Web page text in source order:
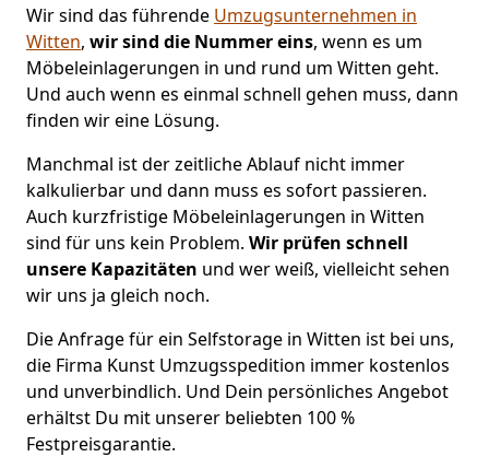
Wir sind das führende Umzugsunternehmen in
Witten, wir sind die Nummer eins, wenn es um
Möbeleinlagerungen in und rund um Witten geht.
Und auch wenn es einmal schnell gehen muss, dann
finden wir eine Lösung.
Manchmal ist der zeitliche Ablauf nicht immer
kalkulierbar und dann muss es sofort passieren.
Auch kurzfristige Möbeleinlagerungen in Witten
sind für uns kein Problem. Wir prüfen schnell
unsere Kapazitäten und wer weiß, vielleicht sehen
wir uns ja gleich noch.
Die Anfrage für ein Selfstorage in Witten ist bei uns,
die Firma Kunst Umzugsspedition immer kostenlos
und unverbindlich. Und Dein persönliches Angebot
erhältst Du mit unserer beliebten 100 %
Festpreisgarantie.